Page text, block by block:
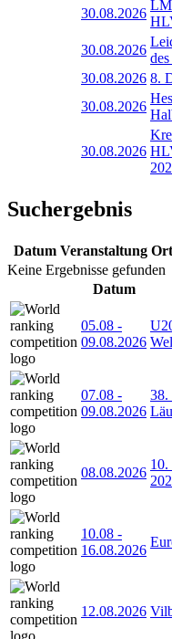
30.08.2026
LM
30.08.2026
30.08.2026 8.
30.08.2026
30.08.2026
Suchergebnis
Datum Veranstaltung Ort
Keine Ergebnisse gefunden
Datum
05.08 -
09.08.2026
07.08 -
09.08.2026
38.
08.08.2026
10.
10.08 -
16.08.2026
12.08.2026